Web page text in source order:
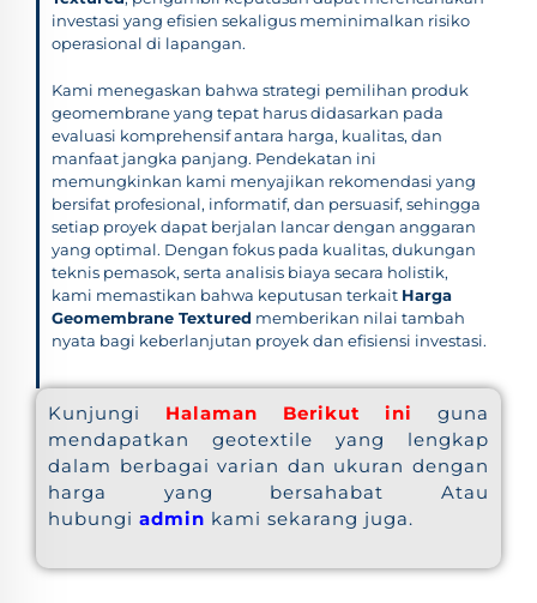
investasi yang efisien sekaligus meminimalkan risiko
operasional di lapangan.
Kami menegaskan bahwa strategi pemilihan produk
geomembrane yang tepat harus didasarkan pada
evaluasi komprehensif antara harga, kualitas, dan
manfaat jangka panjang. Pendekatan ini
memungkinkan kami menyajikan rekomendasi yang
bersifat profesional, informatif, dan persuasif, sehingga
setiap proyek dapat berjalan lancar dengan anggaran
yang optimal. Dengan fokus pada kualitas, dukungan
teknis pemasok, serta analisis biaya secara holistik,
kami memastikan bahwa keputusan terkait Harga
Geomembrane Textured memberikan nilai tambah
nyata bagi keberlanjutan proyek dan efisiensi investasi.
Kunjungi Halaman Berikut ini
guna
mendapatkan geotextile yang lengkap
dalam berbagai varian dan ukuran dengan
harga yang bersahabat Atau
hubungi admin kami sekarang juga.